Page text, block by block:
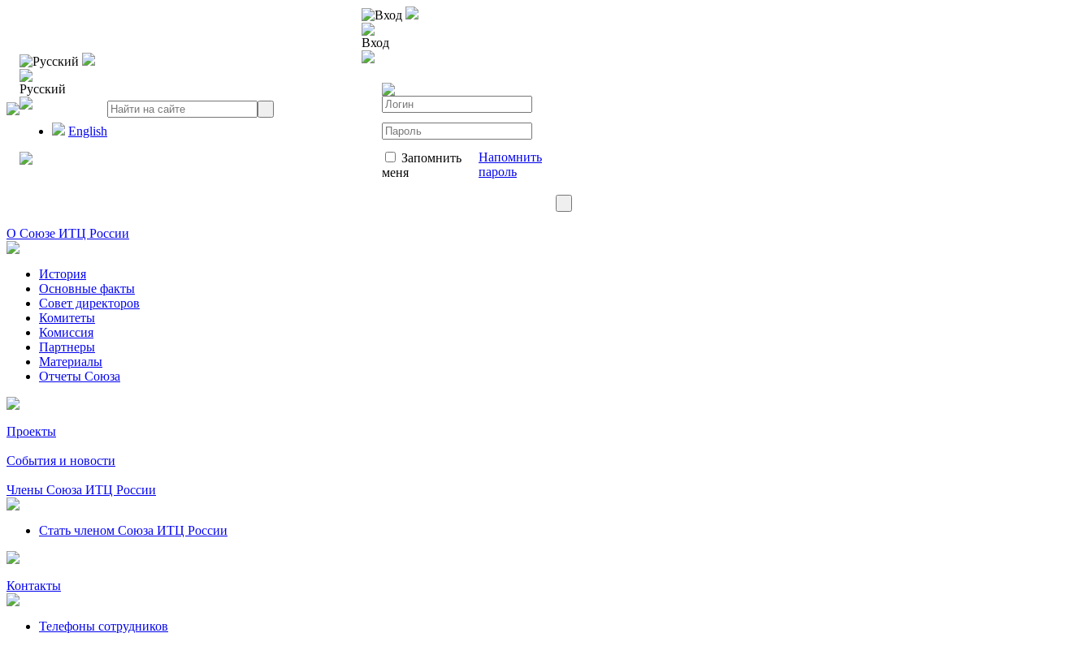
Русский
Русский
English
Вход
Вход
Запомнить
меня
Напомнить
пароль
О Союзе ИТЦ России
История
Основные факты
Совет директоров
Комитеты
Комиссия
Партнеры
Материалы
Отчеты Союза
Проекты
События и новости
Члены Союза ИТЦ России
Стать членом Союза ИТЦ России
Контакты
Телефоны сотрудников